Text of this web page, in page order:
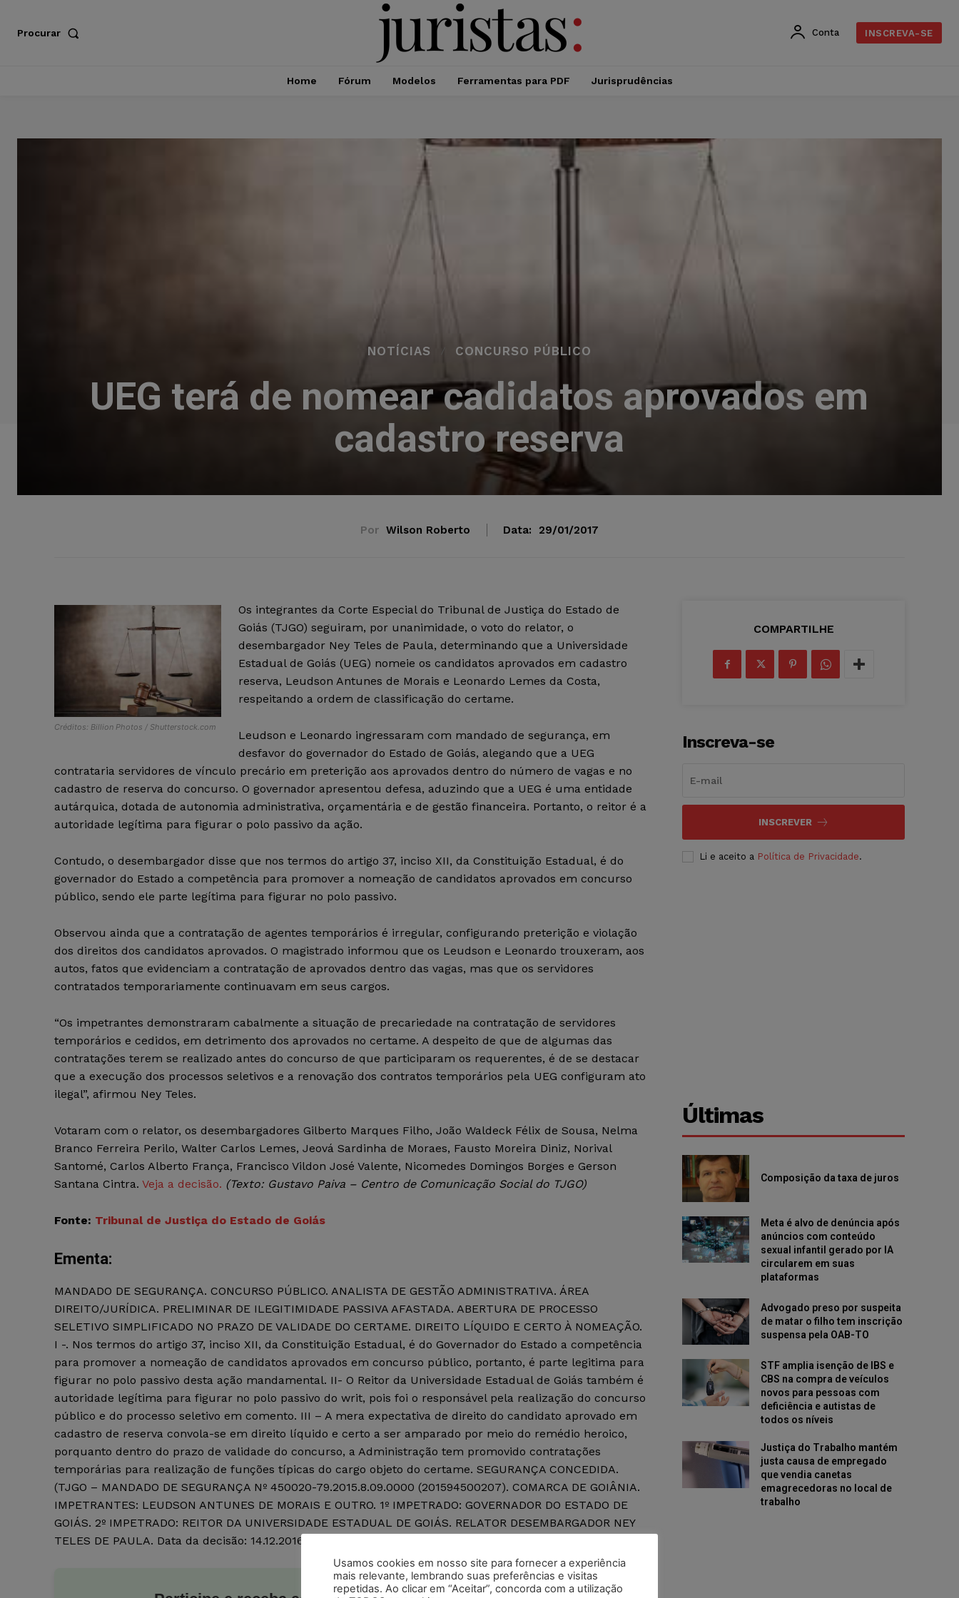
Procurar Conta INSCREVA-SE
Home Fórum Modelos Ferramentas para PDF Jurisprudências
NOTÍCIAS CONCURSO PÚBLICO
UEG terá de nomear cadidatos aprovados em
cadastro reserva
Por Wilson Roberto Data: 29/01/2017
Créditos: Billion Photos / Shutterstock.com
Os integrantes da Corte Especial do Tribunal de Justiça do Estado de
Goiás (TJGO) seguiram, por unanimidade, o voto do relator, o
desembargador Ney Teles de Paula, determinando que a Universidade
Estadual de Goiás (UEG) nomeie os candidatos aprovados em cadastro
reserva, Leudson Antunes de Morais e Leonardo Lemes da Costa,
respeitando a ordem de classificação do certame.
Leudson e Leonardo ingressaram com mandado de segurança, em
desfavor do governador do Estado de Goiás, alegando que a UEG
contrataria servidores de vínculo precário em preterição aos aprovados dentro do número de vagas e no
cadastro de reserva do concurso. O governador apresentou defesa, aduzindo que a UEG é uma entidade
autárquica, dotada de autonomia administrativa, orçamentária e de gestão financeira. Portanto, o reitor é a
autoridade legítima para figurar o polo passivo da ação.
Contudo, o desembargador disse que nos termos do artigo 37, inciso XII, da Constituição Estadual, é do
governador do Estado a competência para promover a nomeação de candidatos aprovados em concurso
público, sendo ele parte legítima para figurar no polo passivo.
Observou ainda que a contratação de agentes temporários é irregular, configurando preterição e violação
dos direitos dos candidatos aprovados. O magistrado informou que os Leudson e Leonardo trouxeram, aos
autos, fatos que evidenciam a contratação de aprovados dentro das vagas, mas que os servidores
contratados temporariamente continuavam em seus cargos.
“Os impetrantes demonstraram cabalmente a situação de precariedade na contratação de servidores
temporários e cedidos, em detrimento dos aprovados no certame. A despeito de que de algumas das
contratações terem se realizado antes do concurso de que participaram os requerentes, é de se destacar
que a execução dos processos seletivos e a renovação dos contratos temporários pela UEG configuram ato
ilegal”, afirmou Ney Teles.
Votaram com o relator, os desembargadores Gilberto Marques Filho, João Waldeck Félix de Sousa, Nelma
Branco Ferreira Perilo, Walter Carlos Lemes, Jeová Sardinha de Moraes, Fausto Moreira Diniz, Norival
Santomé, Carlos Alberto França, Francisco Vildon José Valente, Nicomedes Domingos Borges e Gerson
Santana Cintra. Veja a decisão. (Texto: Gustavo Paiva – Centro de Comunicação Social do TJGO)
Fonte: Tribunal de Justiça do Estado de Goiás
Ementa:
MANDADO DE SEGURANÇA. CONCURSO PÚBLICO. ANALISTA DE GESTÃO ADMINISTRATIVA. ÁREA
DIREITO/JURÍDICA. PRELIMINAR DE ILEGITIMIDADE PASSIVA AFASTADA. ABERTURA DE PROCESSO
SELETIVO SIMPLIFICADO NO PRAZO DE VALIDADE DO CERTAME. DIREITO LÍQUIDO E CERTO À NOMEAÇÃO.
I -. Nos termos do artigo 37, inciso XII, da Constituição Estadual, é do Governador do Estado a competência
para promover a nomeação de candidatos aprovados em concurso público, portanto, é parte legitima para
figurar no polo passivo desta ação mandamental. II- O Reitor da Universidade Estadual de Goiás também é
autoridade legítima para figurar no polo passivo do writ, pois foi o responsável pela realização do concurso
público e do processo seletivo em comento. III – A mera expectativa de direito do candidato aprovado em
cadastro de reserva convola-se em direito líquido e certo a ser amparado por meio do remédio heroico,
porquanto dentro do prazo de validade do concurso, a Administração tem promovido contratações
temporárias para realização de funções típicas do cargo objeto do certame. SEGURANÇA CONCEDIDA.
(TJGO – MANDADO DE SEGURANÇA Nº 450020-79.2015.8.09.0000 (201594500207). COMARCA DE GOIÂNIA.
IMPETRANTES: LEUDSON ANTUNES DE MORAIS E OUTRO. 1º IMPETRADO: GOVERNADOR DO ESTADO DE
GOIÁS. 2º IMPETRADO: REITOR DA UNIVERSIDADE ESTADUAL DE GOIÁS. RELATOR DESEMBARGADOR NEY
TELES DE PAULA. Data da decisão: 14.12.2016)
COMPARTILHE
Inscreva-se
INSCREVER
Li e aceito a Política de Privacidade.
Últimas
Composição da taxa de juros
Meta é alvo de denúncia após
anúncios com conteúdo
sexual infantil gerado por IA
circularem em suas
plataformas
Advogado preso por suspeita
de matar o filho tem inscrição
suspensa pela OAB-TO
STF amplia isenção de IBS e
CBS na compra de veículos
novos para pessoas com
deficiência e autistas de
todos os níveis
Justiça do Trabalho mantém
justa causa de empregado
que vendia canetas
emagrecedoras no local de
trabalho
Usamos cookies em nosso site para fornecer a experiência
mais relevante, lembrando suas preferências e visitas
repetidas. Ao clicar em “Aceitar”, concorda com a utilização